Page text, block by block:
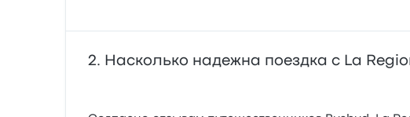
Насколько надежна поездка с La